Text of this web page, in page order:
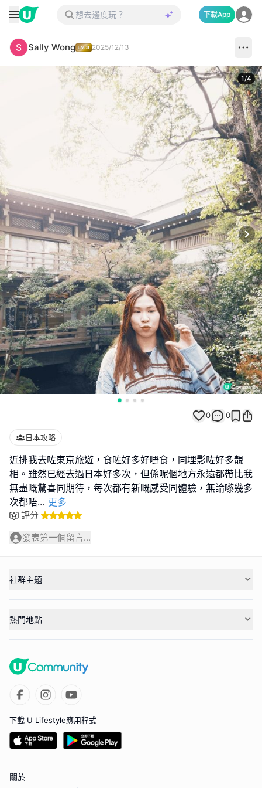
下載App
Sally Wong 2025/12/13
1/4
0 0
日本攻略
近排我去咗東京旅遊，食咗好多好嘢食，同埋影咗好多靚
相。雖然已經去過日本好多次，但係呢個地方永遠都帶比我
無盡嘅驚喜同期待，每次都有新嘅感受同體驗，無論嚟幾多
次都唔... 更多
評分
發表第一個留言...
社群主題
熱門地點
下載 U Lifestyle應用程式
關於